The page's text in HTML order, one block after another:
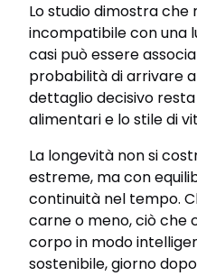
Lo studio dimostra
incompatibile con una
casi può essere
probabilità di arrivare a
dettaglio decisivo
alimentari e lo stile di
La longevità non si
estreme, ma con
continuità nel tempo.
carne o meno, ciò che
corpo in modo
sostenibile, giorno